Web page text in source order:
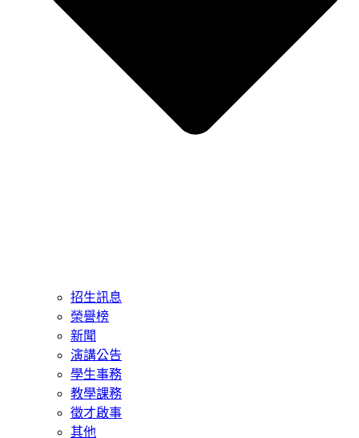
招生訊息
榮譽榜
新聞
演講公告
學生事務
教學課務
徵才啟事
其他